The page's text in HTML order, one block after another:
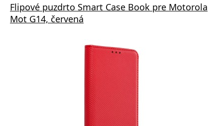
Flipové puzdrto Smart Case Book pre Motorola
Mot G14, červená